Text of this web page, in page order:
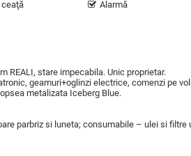
ceaţă
Alarmă
REALI, stare impecabila. Unic proprietar.
geamuri+oglinzi electrice, comenzi pe
metalizata Iceberg Blue.
parbriz si luneta; consumabile – ulei si filtre